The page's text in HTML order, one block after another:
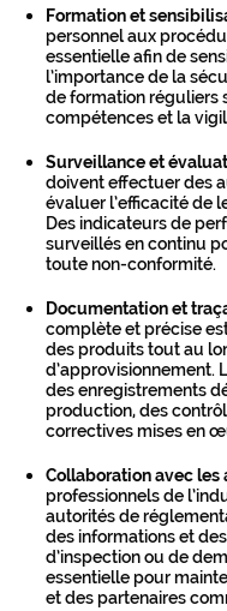
Formation et
personnel aux
essentielle afin de
l’importance de la
de formation réguliers
compétences et la
Surveillance et
doivent effectuer des
évaluer l’efficacité de
Des indicateurs de
surveillés en continu
toute non-conformité.
Documentation et
complète et précise
des produits tout au
d’approvisionnement.
des enregistrements
production, des
correctives mises en
Collaboration avec
professionnels de
autorités de
des informations et
d’inspection ou de
essentielle pour
et des partenaires